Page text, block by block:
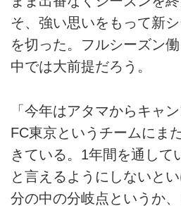
そ、強い思いをもって新
を切った。フルシーズン
中では大前提だろう。
「今年はアタマからキャ
FC東京というチームにま
きている。1年間を通して
と言えるようにしないと
分の中の分岐点というか